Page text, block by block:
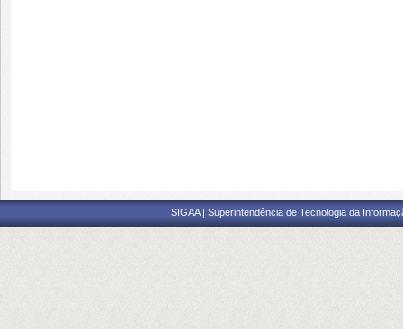
SIGAA | Superintendência de Tecnologia da